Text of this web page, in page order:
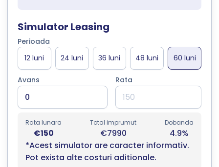
Simulator Leasing
Perioada
Avans Rata
Rata lunara
€150
Total imprumut
€7990
Dobanda
4.9%
*Acest simulator are caracter informativ.
Pot exista alte costuri aditionale.